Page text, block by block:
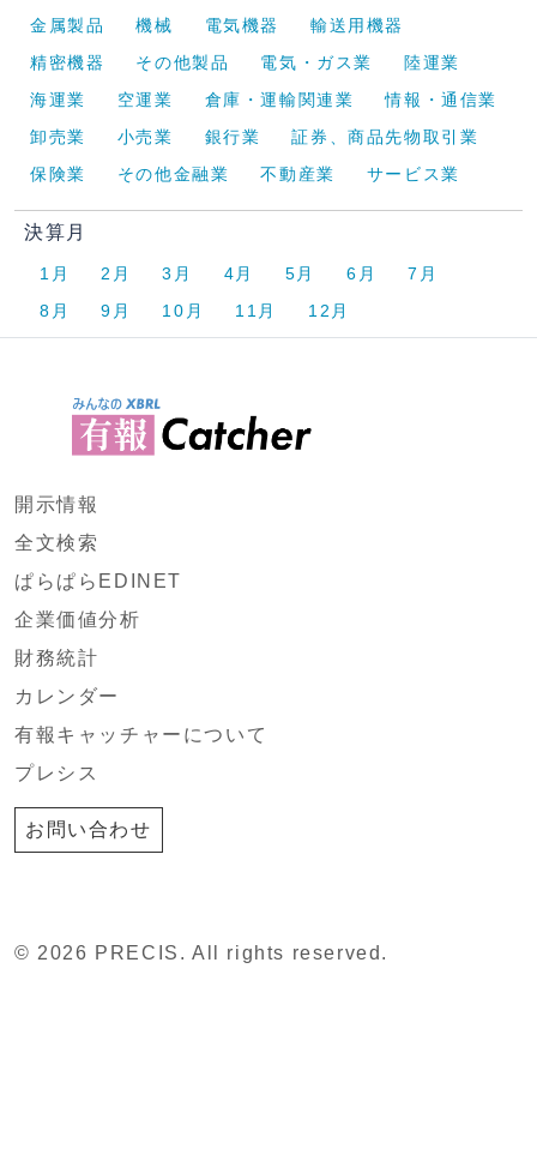
金属製品
機械 電気機器
輸送用機器
精密機器
その他製品 電気・ガス業
陸運業
海運業
空運業 倉庫・運輸関連業
情報・通信業
卸売業
小売業 銀行業
証券、商品先物取引業
保険業
その他金融業 不動産業 サービス業
決算月
1月 2月 3月 4月 5月 6月
7月
8月
9月 10月 11月 12月
開示情報
全文検索
ぱらぱらEDINET
企業価値分析
財務統計
カレンダー
有報キャッチャーについて
プレシス
お問い合わせ
© 2026 PRECIS. All rights reserved.